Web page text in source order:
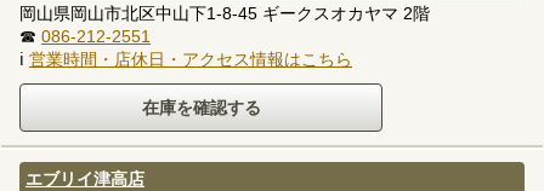
岡山県岡山市北区中山下1-8-45 ギークスオカヤマ 2階
☎ 086-212-2551
ℹ 営業時間・店休日・アクセス情報はこちら
エブリイ津高店